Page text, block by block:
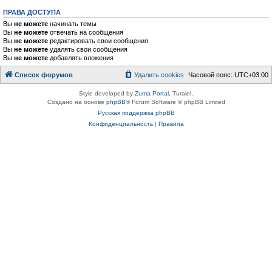
ПРАВА ДОСТУПА
Вы не можете начинать темы
Вы не можете отвечать на сообщения
Вы не можете редактировать свои сообщения
Вы не можете удалять свои сообщения
Вы не можете добавлять вложения
Список форумов Часовой пояс: UTC+03:00
Удалить cookies
Style developed by Zuma Portal , Turaiel,
Создано на основе phpBB® Forum Software © phpBB Limited
Русская поддержка phpBB
Конфиденциальность| Правила